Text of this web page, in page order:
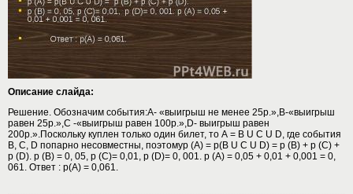
Описание слайда:
Решение. Обозначим события:А- «выигрыш не менее 25р.»,В-«выигрыш
равен 25р.»,С -«выигрыш равен 100р.»,D- выигрыш равен
200р.».Поскольку куплен только один билет, то А = В U С U D, где события
B, C, D попарно несовместны, поэтомур (А) = р(В U С U D) = р (B) + р (C) +
р (D). р (B) = 0, 05, р (C)= 0,01, р (D)= 0, 001. р (А) = 0,05 + 0,01 + 0,001 = 0,
061. Ответ : р(А) = 0,061.